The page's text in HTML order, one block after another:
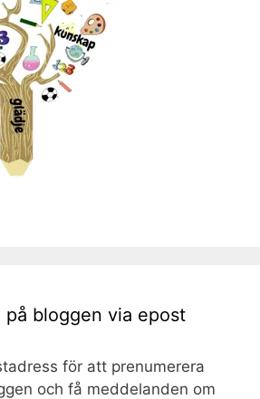
på bloggen via epost
för att prenumerera
och få meddelanden om